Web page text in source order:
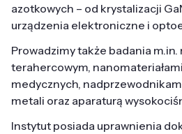
azotkowych – od krystalizacji
urządzenia elektroniczne i
Prowadzimy także badania
terahercowym,
medycznych,
metali oraz aparaturą
Instytut posiada uprawnienia